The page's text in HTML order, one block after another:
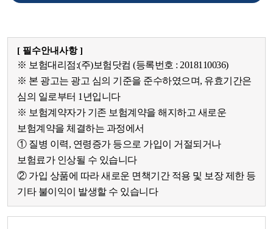
[ 필수안내사항 ]
※ 보험대리점:(주)보험닷컴 (등록번호 : 2018110036)
※ 본 광고는 광고 심의 기준을 준수하였으며, 유효기간은
심의 일로부터 1년입니다
※ 보험계약자가 기존 보험계약을 해지하고 새로운
보험계약을 체결하는 과정에서
① 질병 이력, 연령증가 등으로 가입이 거절되거나
보험료가 인상될 수 있습니다
② 가입 상품에 따라 새로운 면책기간 적용 및 보장 제한 등
기타 불이익이 발생할 수 있습니다